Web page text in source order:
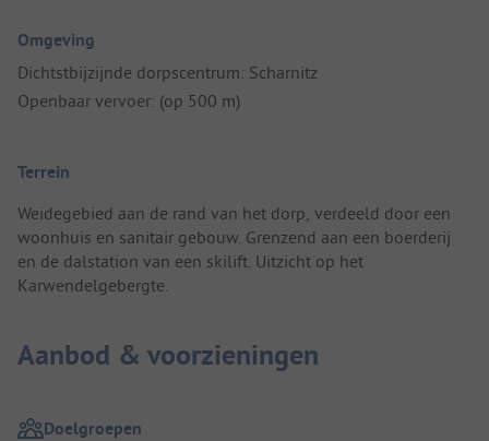
Omgeving
Dichtstbijzijnde dorpscentrum: Scharnitz
Openbaar vervoer: (op 500 m)
Terrein
Weidegebied aan de rand van het dorp, verdeeld door een
woonhuis en sanitair gebouw. Grenzend aan een boerderij
en de dalstation van een skilift. Uitzicht op het
Karwendelgebergte.
Aanbod & voorzieningen
Doelgroepen